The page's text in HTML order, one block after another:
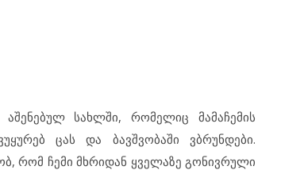
სახლში, რომელიც მამაჩემის
ცას და ბავშვობაში ვბრუნდები.
რომ ჩემი მხრიდან ყველაზე გონივრული